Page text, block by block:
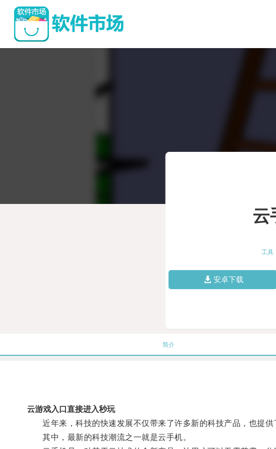
云
工具
安卓下载
简介
云游戏入口直接进入秒玩
近年来，科技的快速发展不仅带来了许多新的科技产品，也提供
其中，最新的科技潮流之一就是云手机。